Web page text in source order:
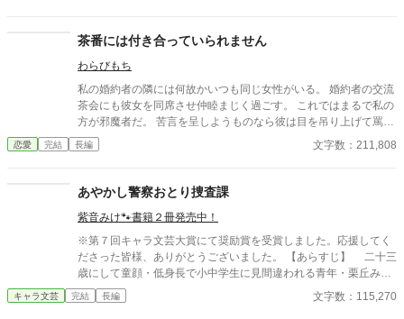
茶番には付き合っていられません
わらびもち
私の婚約者の隣には何故かいつも同じ女性がいる。 婚約者の交流
茶会にも彼女を同席させ仲睦まじく過ごす。 これではまるで私の
方が邪魔者だ。 苦言を呈しようものなら彼は目を吊り上げて罵倒
する。 どうして婚約者同士の交流にわざわざ部外者を連れてくる
のか。 彼が何をしたいのかさっぱり分からない。 もうこんな茶番
ら好きにすればいいわ。
恋愛 完結 長編 文字数：211,808
あやかし警察おとり捜査課
紫音みけ🐾書籍２冊発売中！
※第７回キャラ文芸大賞にて奨励賞を受賞しました。応援してく
ださった皆様、ありがとうございました。 【あらすじ】 二十三
歳にして童顔・低身長で小中学生に見間違われる青年・栗丘みつ
きは、出世の見込みのない落ちこぼれ警察官。 しかしその小さ
な身に秘められた身体能力と、この世ならざるもの（＝あやか
キャラ文芸 完結 長編 文字数：115,270